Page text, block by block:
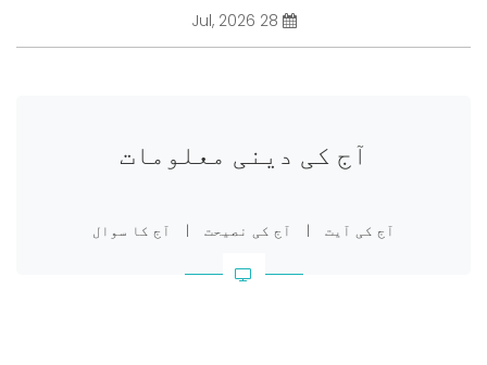
آج کی دینی معلومات
آج کی آیت | آج کی نصیحت | آج کا سوال